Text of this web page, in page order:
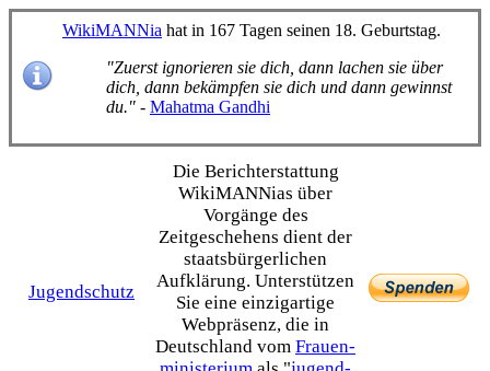
WikiMANNia hat in 167 Tagen seinen 18. Geburtstag.
"Zuerst ignorieren sie dich, dann lachen sie über
dich, dann bekämpfen sie dich und dann gewinnst
du." - Mahatma Gandhi
Jugendschutz
Die Bericht­erstattung
WikiMANNias über
Vorgänge des
Zeitgeschehens dient der
staats­bürgerlichen
Aufklärung. Unterstützen
Sie eine einzig­artige
Webpräsenz, die in
Deutschland vom Frauen­